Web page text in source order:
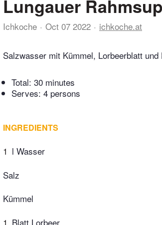
Lungauer
Ichkoche Oct 07 2022 ichkoche.at
Salzwasser mit Kümmel, Lorbeerblatt
Total: 30 minutes
Serves: 4 persons
INGREDIENTS
1 l Wasser
Salz
Kümmel
1 Blatt Lorbeer